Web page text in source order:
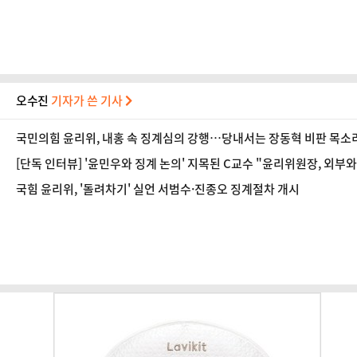
오수진 기자가 쓴 기사
국민의힘 윤리위, 내홍 속 징계심의 강행…당내서는 장동혁 비판 목소
[단독 인터뷰] '윤민우와 징계 논의' 지목된 C교수 "윤리위원장, 외부
국힘 윤리위, '돌려차기' 실언 서범수·진종오 징계절차 개시